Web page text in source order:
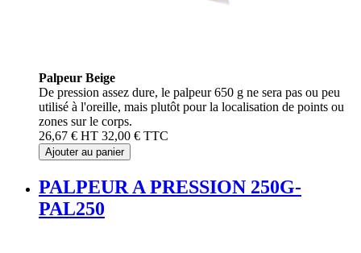
Palpeur Beige
De pression assez dure, le palpeur 650 g ne sera pas ou peu
utilisé à l'oreille, mais plutôt pour la localisation de points ou
zones sur le corps.
26,67 € HT 32,00 € TTC
Ajouter au panier
PALPEUR A PRESSION 250G-
PAL250